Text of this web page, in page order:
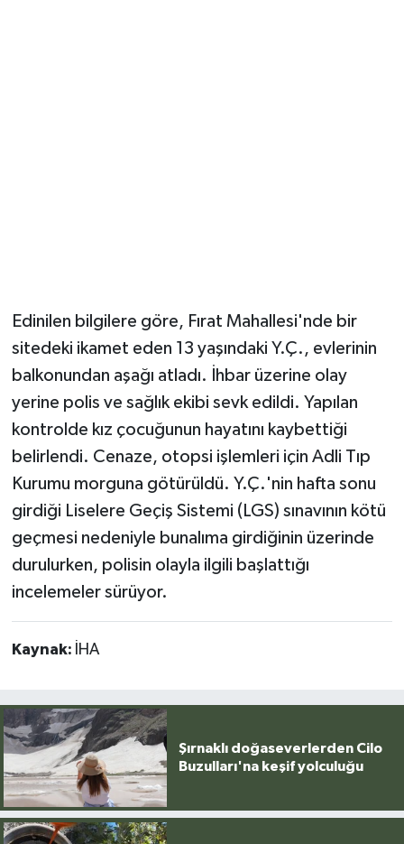
Edinilen bilgilere göre, Fırat Mahallesi'nde bir
sitedeki ikamet eden 13 yaşındaki Y.Ç., evlerinin
balkonundan aşağı atladı. İhbar üzerine olay
yerine polis ve sağlık ekibi sevk edildi. Yapılan
kontrolde kız çocuğunun hayatını kaybettiği
belirlendi. Cenaze, otopsi işlemleri için Adli Tıp
Kurumu morguna götürüldü. Y.Ç.'nin hafta sonu
girdiği Liselere Geçiş Sistemi (LGS) sınavının kötü
geçmesi nedeniyle bunalıma girdiğinin üzerinde
durulurken, polisin olayla ilgili başlattığı
incelemeler sürüyor.
Kaynak: İHA
Şırnaklı doğaseverlerden Cilo
Buzulları'na keşif yolculuğu